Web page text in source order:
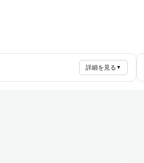
詳細を見る ▼